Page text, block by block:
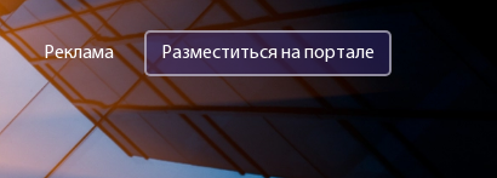
Реклама Разместиться на портале